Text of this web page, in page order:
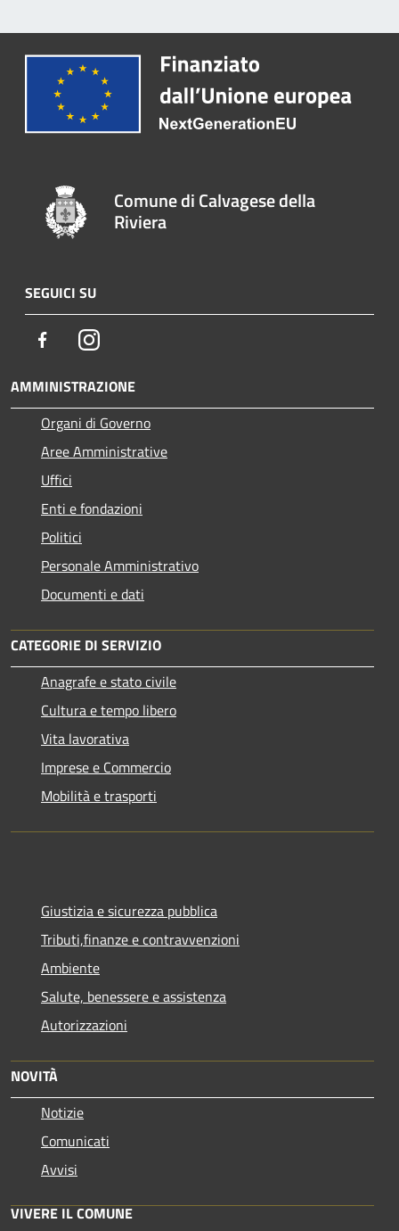
Comune di Calvagese della
Riviera
SEGUICI SU
FacebookInstagram
AMMINISTRAZIONE
Organi di Governo
Aree Amministrative
Uffici
Enti e fondazioni
Politici
Personale Amministrativo
Documenti e dati
CATEGORIE DI SERVIZIO
Anagrafe e stato civile
Cultura e tempo libero
Vita lavorativa
Imprese e Commercio
Mobilità e trasporti
Giustizia e sicurezza pubblica
Tributi,finanze e contravvenzioni
Ambiente
Salute, benessere e assistenza
Autorizzazioni
NOVITÀ
Notizie
Comunicati
Avvisi
VIVERE IL COMUNE